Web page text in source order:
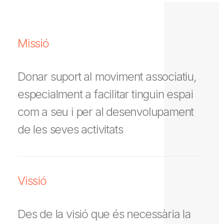
Missió
Donar suport al moviment associatiu,
especialment a facilitar tinguin espai
com a seu i per al desenvolupament
de les seves activitats
Vissió
Des de la visió que és necessària la